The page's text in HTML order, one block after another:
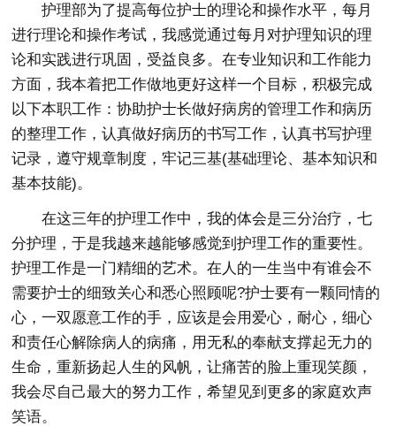
护理部为了提高每位护士的理论和操作水平，每月
进行理论和操作考试，我感觉通过每月对护理知识的理
论和实践进行巩固，受益良多。在专业知识和工作能力
方面，我本着把工作做地更好这样一个目标，积极完成
以下本职工作：协助护士长做好病房的管理工作和病历
的整理工作，认真做好病历的书写工作，认真书写护理
记录，遵守规章制度，牢记三基(基础理论、基本知识和
基本技能)。
在这三年的护理工作中，我的体会是三分治疗，七
分护理，于是我越来越能够感觉到护理工作的重要性。
护理工作是一门精细的艺术。在人的一生当中有谁会不
需要护士的细致关心和悉心照顾呢?护士要有一颗同情的
心，一双愿意工作的手，应该是会用爱心，耐心，细心
和责任心解除病人的病痛，用无私的奉献支撑起无力的
生命，重新扬起人生的风帆，让痛苦的脸上重现笑颜，
我会尽自己最大的努力工作，希望见到更多的家庭欢声
笑语。